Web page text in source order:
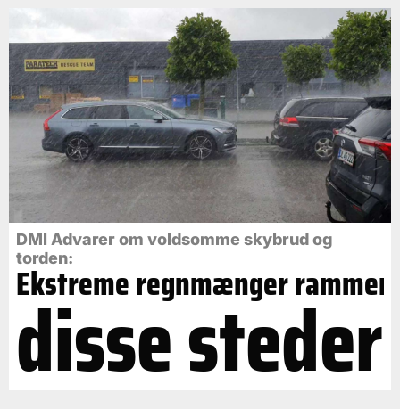
DMI Advarer om voldsomme skybrud og
torden:
Ekstreme regnmænger rammer
disse steder